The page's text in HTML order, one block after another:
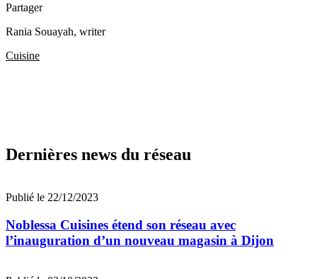
Partager
Rania Souayah, writer
Cuisine
Dernières news du réseau
Publié le 22/12/2023
Noblessa Cuisines étend son réseau avec
l’inauguration d’un nouveau magasin à Dijon